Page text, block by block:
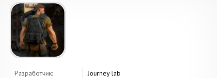
Разработчик:
Journey lab